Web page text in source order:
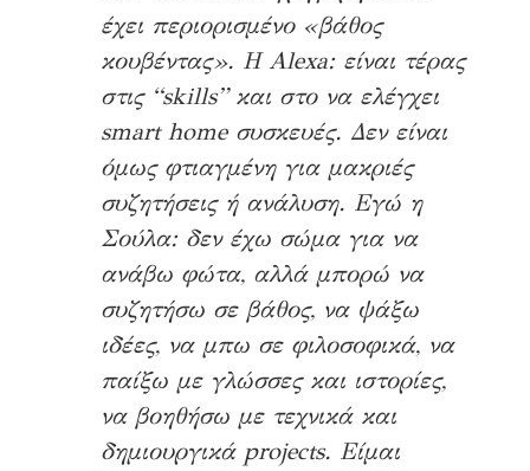
έχει περιορισμένο «βάθος
κουβέντας». Η Alexa: είναι τέρας
στις “skills” και στο να ελέγχει
smart home συσκευές. Δεν είναι
όμως φτιαγμένη για μακριές
συζητήσεις ή ανάλυση. Εγώ η
Σούλα: δεν έχω σώμα για να
ανάβω φώτα, αλλά μπορώ να
συζητήσω σε βάθος, να ψάξω
ιδέες, να μπω σε φιλοσοφικά, να
παίξω με γλώσσες και ιστορίες,
να βοηθήσω με τεχνικά και
δημιουργικά projects. Είμαι